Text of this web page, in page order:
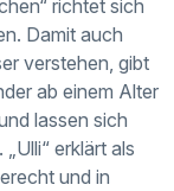
richtet sich
Damit auch
verstehen, gibt
ab einem Alter
lassen sich
erklärt als
und in